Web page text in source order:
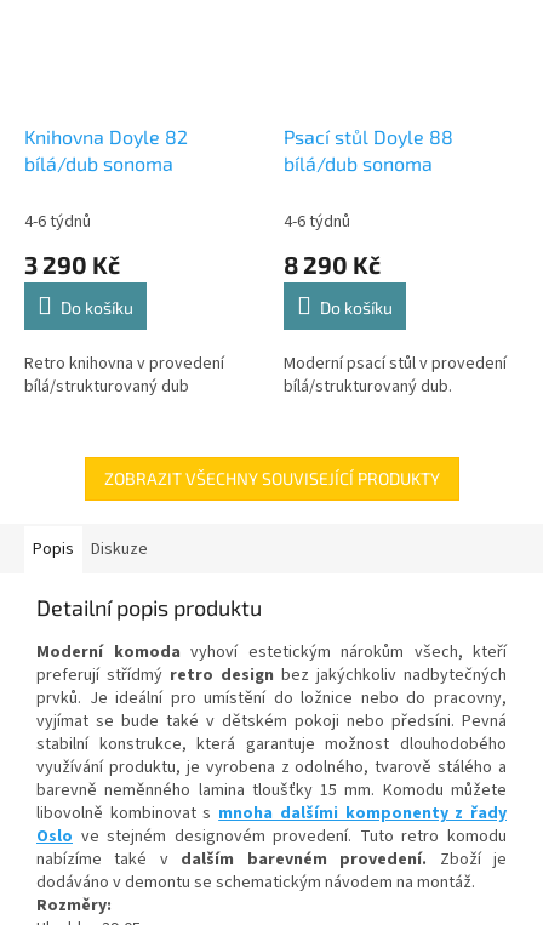
Knihovna Doyle 82
bílá/dub sonoma
4-6 týdnů
3 290 Kč
Do košíku
Retro knihovna v provedení
bílá/strukturovaný dub
Psací stůl Doyle 88
bílá/dub sonoma
4-6 týdnů
8 290 Kč
Do košíku
Moderní psací stůl v provedení
bílá/strukturovaný dub.
ZOBRAZIT VŠECHNY SOUVISEJÍCÍ PRODUKTY
Popis Diskuze
Detailní popis produktu
Moderní komoda vyhoví estetickým nárokům všech, kteří
preferují střídmý retro design bez jakýchkoliv nadbytečných
prvků. Je ideální pro umístění do ložnice nebo do pracovny,
vyjímat se bude také v dětském pokoji nebo předsíni. Pevná
stabilní konstrukce, která garantuje možnost dlouhodobého
využívání produktu, je vyrobena z odolného, tvarově stálého a
barevně neměnného lamina tloušťky 15 mm. Komodu můžete
libovolně kombinovat s mnoha dalšími komponenty z řady
Oslo ve stejném designovém provedení. Tuto retro komodu
nabízíme také v dalším barevném provedení. Zboží je
dodáváno v demontu se schematickým návodem na montáž.
Rozměry: